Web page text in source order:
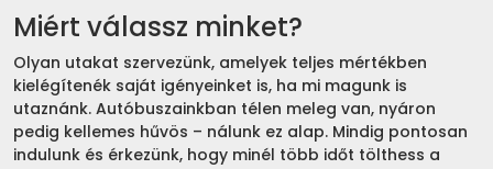
Miért válassz minket?
Olyan utakat szervezünk, amelyek teljes mértékben
kielégítenék saját igényeinket is, ha mi magunk is
utaznánk. Autóbuszainkban télen meleg van, nyáron
pedig kellemes hűvös – nálunk ez alap. Mindig pontosan
indulunk és érkezünk, hogy minél több időt tölthess a